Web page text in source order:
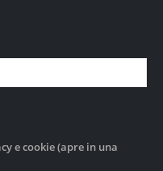
e cookie(apre in una